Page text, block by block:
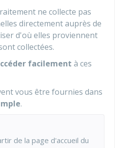
ne collecte pas
directement auprès de
d'où elles proviennent
collectées.
facilement à ces
vous être fournies dans
.
de la page d'accueil du